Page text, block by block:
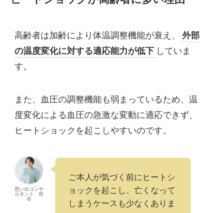
高齢者は加齢により体温調整機能が衰え、
外部
の温度変化に対する適応能力が低下 していま
す。
また、血圧の調整機能も弱まっているため、温
度変化による血圧の急激な変動に適応できず、
ヒートショックを起こしやすいのです。
思い出コンサ
ルタント 前
谷
ご本人が気づく前にヒートシ
ョックを起こし、亡くなって
しまうケースも少なくありま